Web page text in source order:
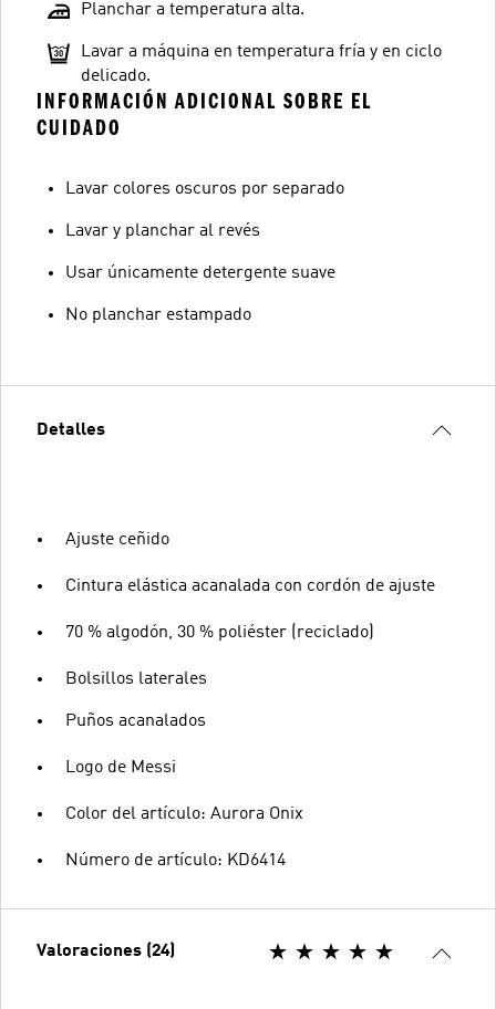
Planchar a temperatura alta.
Lavar a máquina en temperatura fría y en ciclo
delicado.
INFORMACIÓN ADICIONAL SOBRE EL
CUIDADO
Lavar colores oscuros por separado
Lavar y planchar al revés
Usar únicamente detergente suave
No planchar estampado
Detalles
Ajuste ceñido
Cintura elástica acanalada con cordón de ajuste
70 % algodón, 30 % poliéster (reciclado)
Bolsillos laterales
Puños acanalados
Logo de Messi
Color del artículo: Aurora Onix
Número de artículo: KD6414
Valoraciones (24)